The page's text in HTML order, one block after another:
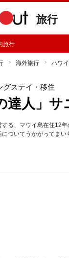
旅行
旅行
海外旅行 ハワイ
グステイ・移住
達人」
する、マウイ島在住12
ついてうかがってまい